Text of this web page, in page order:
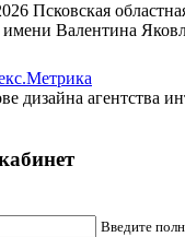
Псковская
имени Валентина
дизайна агентства
Введите